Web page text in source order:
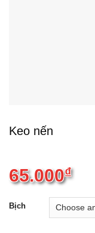
Keo nến
65.000₫
Bịch